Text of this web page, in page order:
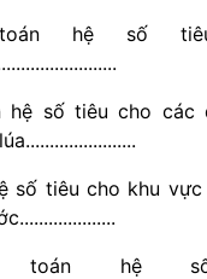
hệ số
hệ số tiêu cho các
số tiêu cho khu
toán hệ